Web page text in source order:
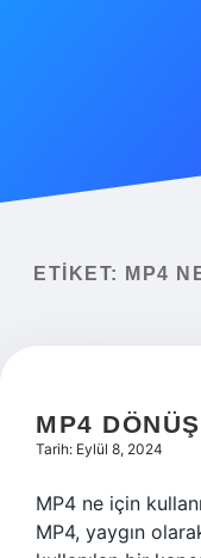
Yasal Uyarı
ETIKET: MP4
MP4
Tarih: Eylül 8, 2024
MP4 ne için
MP4, yaygın